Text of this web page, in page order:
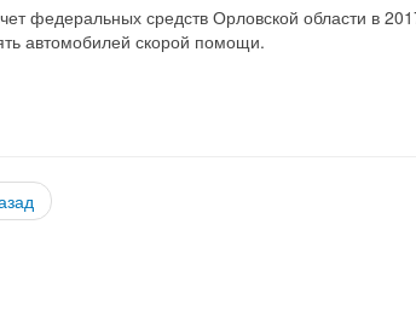
федеральных средств Орловской области в
автомобилей скорой помощи.